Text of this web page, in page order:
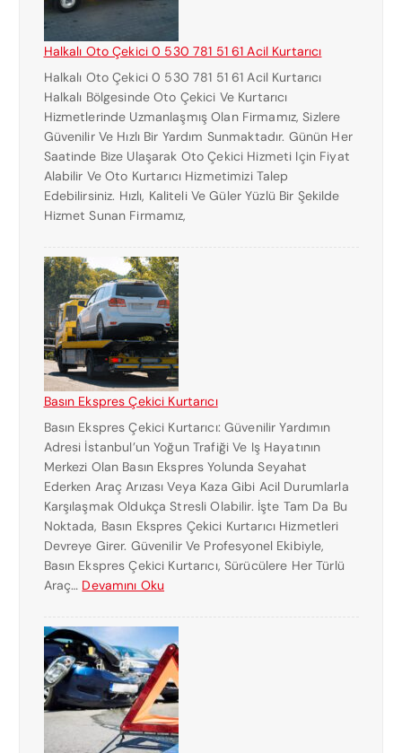
Halkalı Oto Çekici 0 530 781 51 61 Acil Kurtarıcı
Halkalı Oto Çekici 0 530 781 51 61 Acil Kurtarıcı
Halkalı Bölgesinde Oto Çekici Ve Kurtarıcı
Hizmetlerinde Uzmanlaşmış Olan Firmamız, Sizlere
Güvenilir Ve Hızlı Bir Yardım Sunmaktadır. Günün Her
Saatinde Bize Ulaşarak Oto Çekici Hizmeti Için Fiyat
Alabilir Ve Oto Kurtarıcı Hizmetimizi Talep
Edebilirsiniz. Hızlı, Kaliteli Ve Güler Yüzlü Bir Şekilde
Hizmet Sunan Firmamız,
Basın Ekspres Çekici Kurtarıcı
Basın Ekspres Çekici Kurtarıcı: Güvenilir Yardımın
Adresi İstanbul’un Yoğun Trafiği Ve Iş Hayatının
Merkezi Olan Basın Ekspres Yolunda Seyahat
Ederken Araç Arızası Veya Kaza Gibi Acil Durumlarla
Karşılaşmak Oldukça Stresli Olabilir. İşte Tam Da Bu
Noktada, Basın Ekspres Çekici Kurtarıcı Hizmetleri
Devreye Girer. Güvenilir Ve Profesyonel Ekibiyle,
Basın Ekspres Çekici Kurtarıcı, Sürücülere Her Türlü
Araç… Devamını Oku:
A
S
I
N
E
K
S